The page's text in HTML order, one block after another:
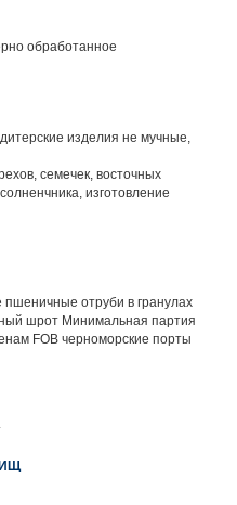
обработанное
изделия не мучные,
семечек, восточных
изготовление
пшеничные отруби в гранулах
шрот Минимальная партия
FOB черноморские порты